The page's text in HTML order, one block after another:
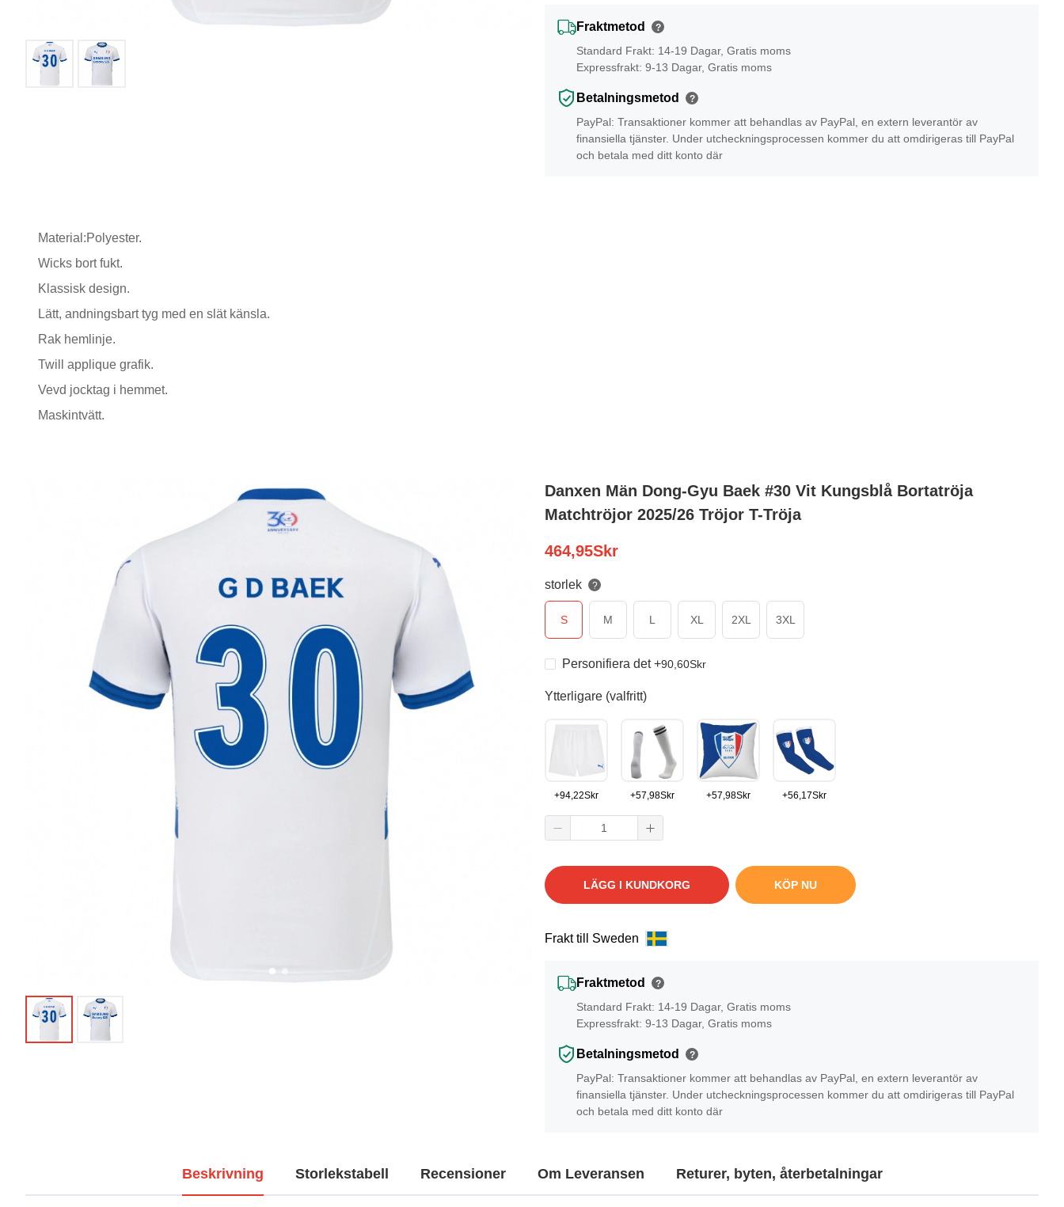
Fraktmetod ?
Standard Frakt: 14-19 Dagar, Gratis moms
Expressfrakt: 9-13 Dagar, Gratis moms
Betalningsmetod ?
PayPal: Transaktioner kommer att behandlas av PayPal, en extern leverantör av
finansiella tjänster. Under utcheckningsprocessen kommer du att omdirigeras till PayPal
och betala med ditt konto där
Material:Polyester.
Wicks bort fukt.
Klassisk design.
Lätt, andningsbart tyg med en slät känsla.
Rak hemlinje.
Twill applique grafik.
Vevd jocktag i hemmet.
Maskintvätt.
Danxen Män Dong-Gyu Baek #30 Vit Kungsblå Bortatröja
Matchtröjor 2025/26 Tröjor T-Tröja
464,95Skr
storlek ?
S M L XL 2XL 3XL
Personifiera det+90,60Skr
Ytterligare (valfritt)
+94,22Skr +57,98Skr +57,98Skr +56,17Skr
LÄGG I KUNDKORG KÖP NU
Frakt till Sweden
Fraktmetod ?
Standard Frakt: 14-19 Dagar, Gratis moms
Expressfrakt: 9-13 Dagar, Gratis moms
Betalningsmetod ?
PayPal: Transaktioner kommer att behandlas av PayPal, en extern leverantör av
finansiella tjänster. Under utcheckningsprocessen kommer du att omdirigeras till PayPal
och betala med ditt konto där
Beskrivning Storlekstabell Recensioner Om Leveransen Returer, byten, återbetalningar